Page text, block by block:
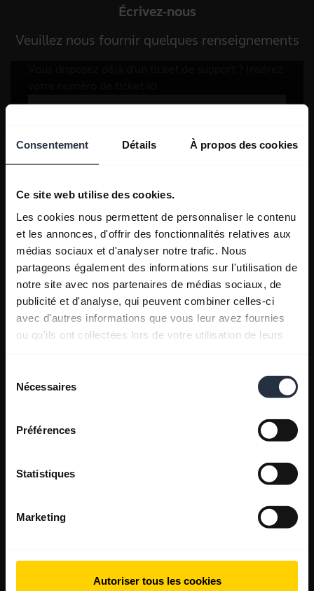
Consentement Détails À propos des cookies
Ce site web utilise des cookies.
Les cookies nous permettent de personnaliser le contenu
et les annonces, d'offrir des fonctionnalités relatives aux
médias sociaux et d'analyser notre trafic. Nous
partageons également des informations sur l'utilisation de
notre site avec nos partenaires de médias sociaux, de
publicité et d'analyse, qui peuvent combiner celles-ci
avec d'autres informations que vous leur avez fournies
ou qu'ils ont collectées lors de votre utilisation de leurs
Nécessaires
Préférences
Statistiques
Marketing
Autoriser tous les cookies
Écrivez-nous
Veuillez nous fournir quelques renseignements